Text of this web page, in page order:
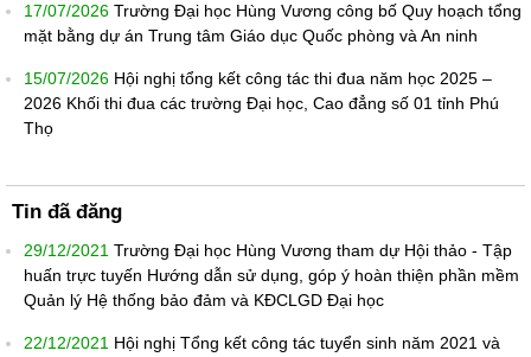
17/07/2026 Trường Đại học Hùng Vương công bố Quy hoạch tổng
mặt bằng dự án Trung tâm Giáo dục Quốc phòng và An ninh
15/07/2026 Hội nghị tổng kết công tác thi đua năm học 2025 –
2026 Khối thi đua các trường Đại học, Cao đẳng số 01 tỉnh Phú
Thọ
Tin đã đăng
29/12/2021 Trường Đại học Hùng Vương tham dự Hội thảo - Tập
huấn trực tuyến Hướng dẫn sử dụng, góp ý hoàn thiện phần mềm
Quản lý Hệ thống bảo đảm và KĐCLGD Đại học
22/12/2021 Hội nghị Tổng kết công tác tuyển sinh năm 2021 và